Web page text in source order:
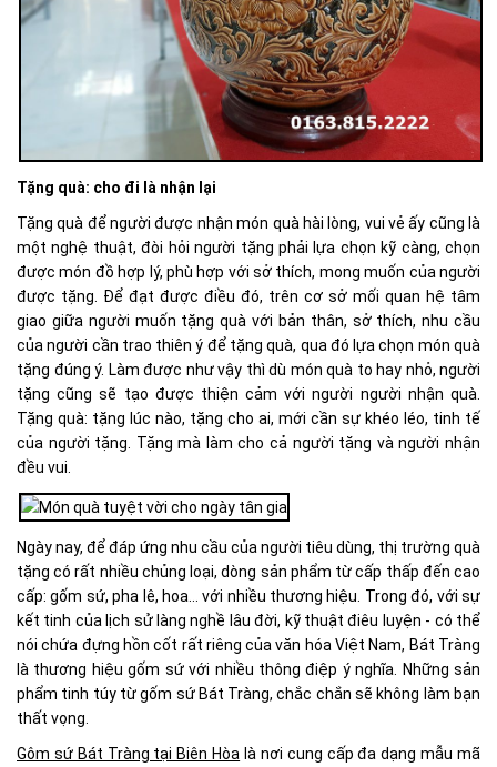
Tặng quà: cho đi là nhận lại
Tặng quà để người được nhận món quà hài lòng, vui vẻ ấy cũng là
một nghệ thuật, đòi hỏi người tặng phải lựa chọn kỹ càng, chọn
được món đồ hợp lý, phù hợp với sở thích, mong muốn của người
được tặng. Để đạt được điều đó, trên cơ sở mối quan hệ tâm
giao giữa người muốn tặng quà với bản thân, sở thích, nhu cầu
của người cần trao thiên ý để tặng quà, qua đó lựa chọn món quà
tặng đúng ý. Làm được như vậy thì dù món quà to hay nhỏ, người
tặng cũng sẽ tạo được thiện cảm với người người nhận quà.
Tặng quà: tặng lúc nào, tặng cho ai, mới cần sự khéo léo, tinh tế
của người tặng. Tặng mà làm cho cả người tặng và người nhận
đều vui.
Ngày nay, để đáp ứng nhu cầu của người tiêu dùng, thị trường quà
tặng có rất nhiều chủng loại, dòng sản phẩm từ cấp thấp đến cao
cấp: gốm sứ, pha lê, hoa… với nhiều thương hiệu. Trong đó, với sự
kết tinh của lịch sử làng nghề lâu đời, kỹ thuật điêu luyện - có thể
nói chứa đựng hồn cốt rất riêng của văn hóa Việt Nam, Bát Tràng
là thương hiệu gốm sứ với nhiều thông điệp ý nghĩa. Những sản
phẩm tinh túy từ gốm sứ Bát Tràng, chắc chắn sẽ không làm bạn
thất vọng.
Gôm sứ Bát Tràng tại Biên Hòa là nơi cung cấp đa dạng mẫu mã